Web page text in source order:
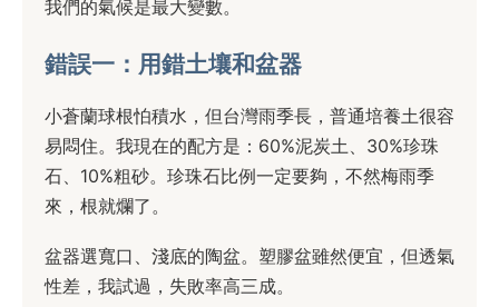
我們的氣候是最大變數。
錯誤一：用錯土壤和盆器
小蒼蘭球根怕積水，但台灣雨季長，普通培養土很容
易悶住。我現在的配方是：60%泥炭土、30%珍珠
石、10%粗砂。珍珠石比例一定要夠，不然梅雨季
來，根就爛了。
盆器選寬口、淺底的陶盆。塑膠盆雖然便宜，但透氣
性差，我試過，失敗率高三成。